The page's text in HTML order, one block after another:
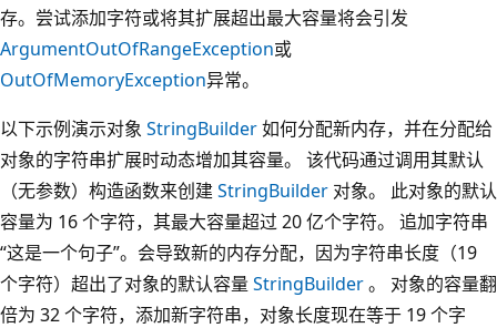
存。尝试添加字符或将其扩展超出最大容量将会引发
ArgumentOutOfRangeException或
OutOfMemoryException异常。
以下示例演示对象 StringBuilder如何分配新内存，并在分配给
对象的字符串扩展时动态增加其容量。 该代码通过调用其默认
（无参数）构造函数来创建StringBuilder 对象。 此对象的默认
容量为 16 个字符，其最大容量超过 20 亿个字符。 追加字符串
“这是一个句子”。会导致新的内存分配，因为字符串长度（19
个字符）超出了对象的默认容量 StringBuilder。 对象的容量翻
倍为 32 个字符，添加新字符串，对象长度现在等于 19 个字